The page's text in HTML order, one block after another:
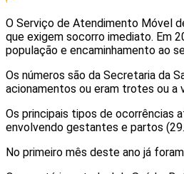
O Serviço de Atendimento Móvel
que exigem socorro imediato. Em
população e encaminhamento ao
Os números são da Secretaria da
acionamentos ou eram trotes ou a
Os principais tipos de ocorrências
envolvendo gestantes e partos
No primeiro mês deste ano já